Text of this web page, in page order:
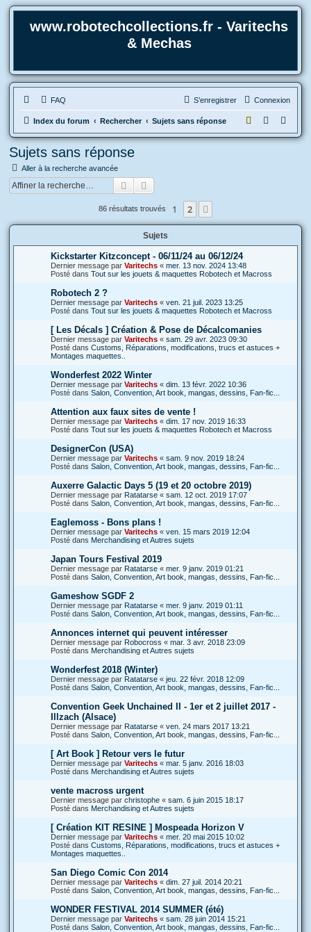
www.robotechcollections.fr - Varitechs
& Mechas
FAQ Connexion
S’enregistrer
Index du forum Rechercher Sujets sans réponse
e
c
Sujets sans réponse
Aller à la recherche avancée
Rechercher
86 résultats trouvés 1 2
Sujets
Kickstarter Kitzconcept - 06/11/24 au 06/12/24
Dernier message par Varitechs « mer. 13 nov. 2024 13:48
Posté dans Tout sur les jouets & maquettes Robotech et Macross
Robotech 2 ?
Dernier message par Varitechs « ven. 21 juil. 2023 13:25
Posté dans Tout sur les jouets & maquettes Robotech et Macross
[ Les Décals ] Création & Pose de Décalcomanies
Dernier message par Varitechs « sam. 29 avr. 2023 09:30
Posté dans Customs, Réparations, modifications, trucs et astuces +
Montages maquettes..
Wonderfest 2022 Winter
Dernier message par Varitechs « dim. 13 févr. 2022 10:36
Posté dans Salon, Convention, Art book, mangas, dessins, Fan-fic...
Attention aux faux sites de vente !
Dernier message par Varitechs « dim. 17 nov. 2019 16:33
Posté dans Tout sur les jouets & maquettes Robotech et Macross
DesignerCon (USA)
Dernier message par Varitechs « sam. 9 nov. 2019 18:24
Posté dans Salon, Convention, Art book, mangas, dessins, Fan-fic...
Auxerre Galactic Days 5 (19 et 20 octobre 2019)
Dernier message par Ratatarse « sam. 12 oct. 2019 17:07
Posté dans Salon, Convention, Art book, mangas, dessins, Fan-fic...
Eaglemoss - Bons plans !
Dernier message par Varitechs « ven. 15 mars 2019 12:04
Posté dans Merchandising et Autres sujets
Japan Tours Festival 2019
Dernier message par Ratatarse « mer. 9 janv. 2019 01:21
Posté dans Salon, Convention, Art book, mangas, dessins, Fan-fic...
Gameshow SGDF 2
Dernier message par Ratatarse « mer. 9 janv. 2019 01:11
Posté dans Salon, Convention, Art book, mangas, dessins, Fan-fic...
Annonces internet qui peuvent intéresser
Dernier message par Robocross « mar. 3 avr. 2018 23:09
Posté dans Merchandising et Autres sujets
Wonderfest 2018 (Winter)
Dernier message par Ratatarse « jeu. 22 févr. 2018 12:09
Posté dans Salon, Convention, Art book, mangas, dessins, Fan-fic...
Convention Geek Unchained II - 1er et 2 juillet 2017 -
Illzach (Alsace)
Dernier message par Ratatarse « ven. 24 mars 2017 13:21
Posté dans Salon, Convention, Art book, mangas, dessins, Fan-fic...
[ Art Book ] Retour vers le futur
Dernier message par Varitechs « mar. 5 janv. 2016 18:03
Posté dans Merchandising et Autres sujets
vente macross urgent
Dernier message par christophe « sam. 6 juin 2015 18:17
Posté dans Merchandising et Autres sujets
[ Création KIT RESINE ] Mospeada Horizon V
Dernier message par Varitechs « mer. 20 mai 2015 10:02
Posté dans Customs, Réparations, modifications, trucs et astuces +
Montages maquettes..
San Diego Comic Con 2014
Dernier message par Varitechs « dim. 27 juil. 2014 20:21
Posté dans Salon, Convention, Art book, mangas, dessins, Fan-fic...
WONDER FESTIVAL 2014 SUMMER (été)
Dernier message par Varitechs « sam. 28 juin 2014 15:21
Posté dans Salon, Convention, Art book, mangas, dessins, Fan-fic...